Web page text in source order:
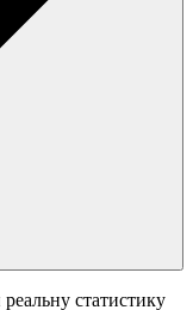
статистику